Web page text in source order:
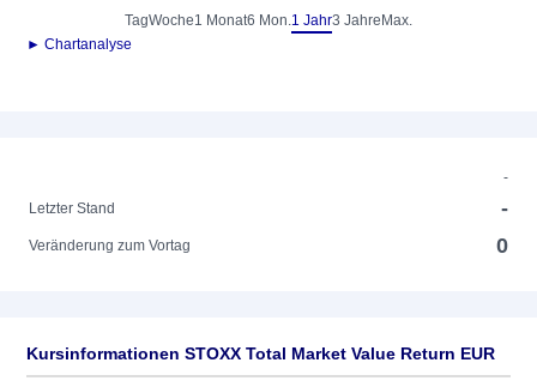
TagWoche1 Monat6 Mon.1 Jahr3 Jahre Max.
► Chartanalyse
-
Letzter Stand
-
Veränderung zum Vortag 0
Kursinformationen STOXX Total Market Value Return EUR